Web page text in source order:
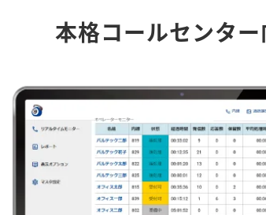
本格コールセンター